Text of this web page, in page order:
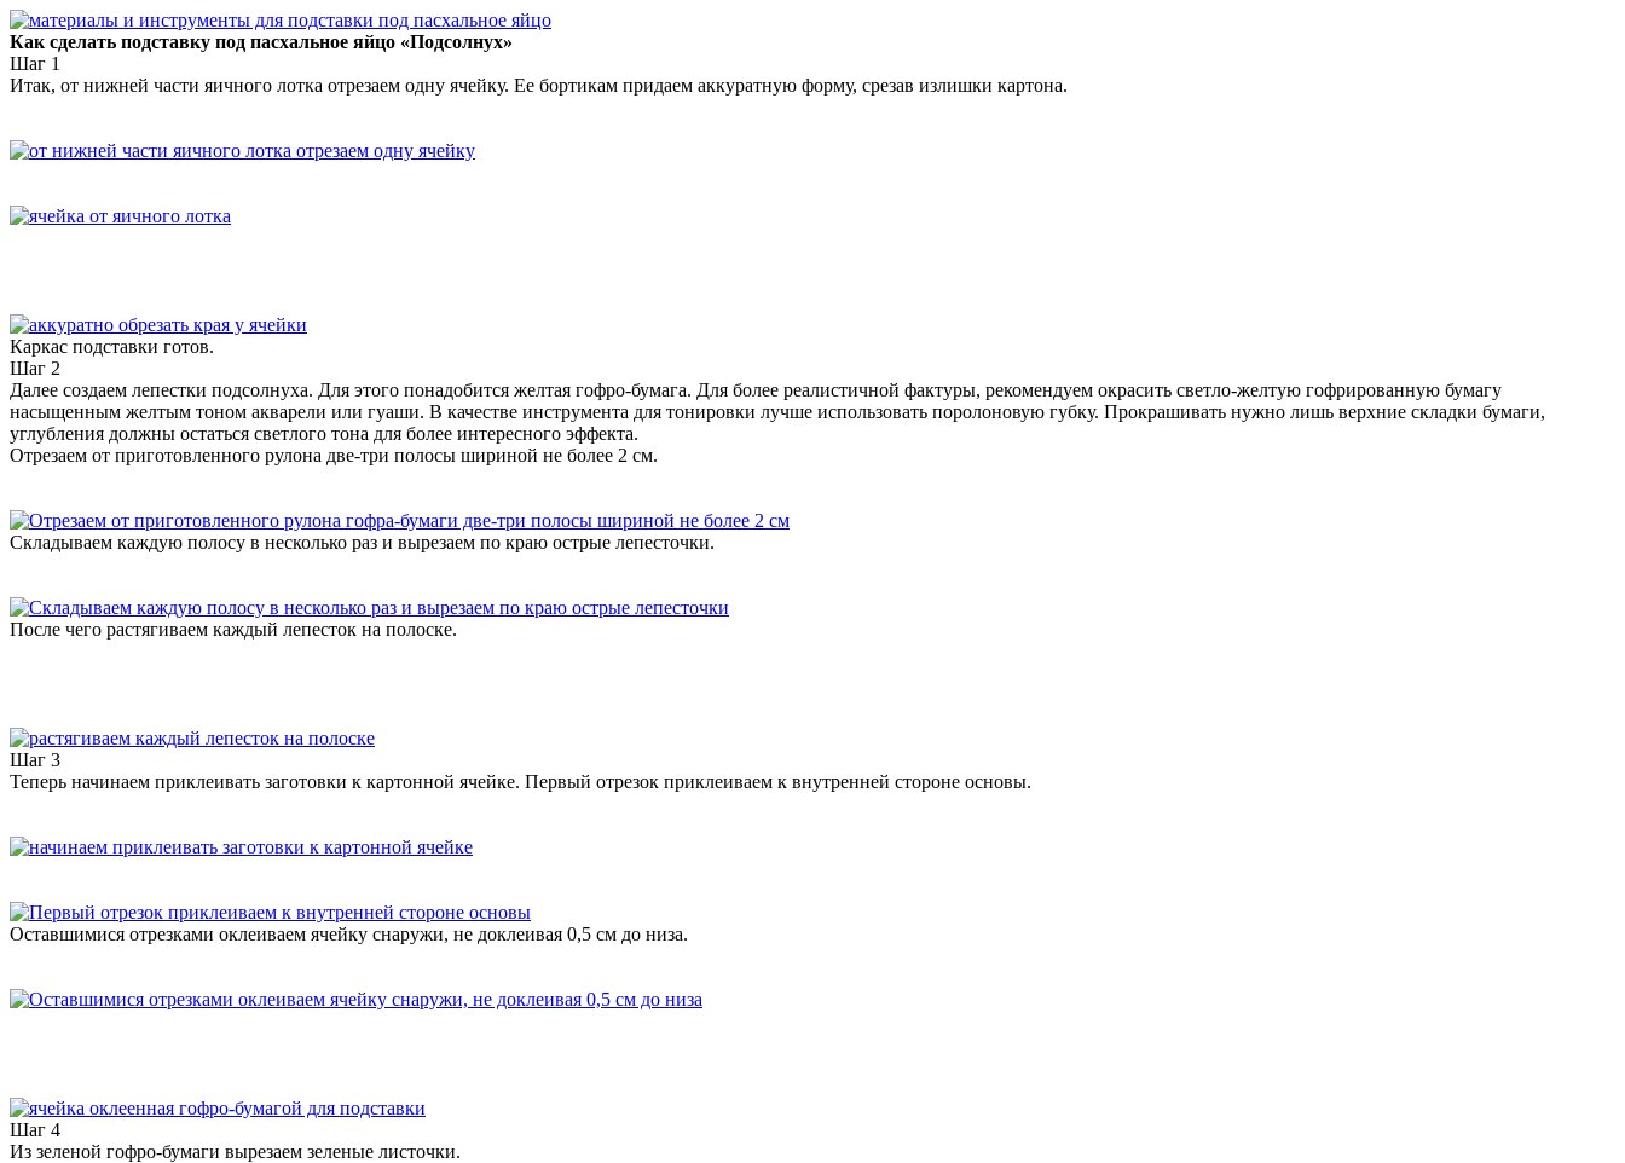
Как сделать подставку под пасхальное яйцо «Подсолнух»
Шаг 1
Итак, от нижней части яичного лотка отрезаем одну ячейку. Ее бортикам придаем аккуратную форму, срезав излишки картона.
Каркас подставки готов.
Шаг 2
Далее создаем лепестки подсолнуха. Для этого понадобится желтая гофро-бумага. Для более реалистичной фактуры, рекомендуем окрасить светло-желтую гофрированную бумагу
насыщенным желтым тоном акварели или гуаши. В качестве инструмента для тонировки лучше использовать поролоновую губку. Прокрашивать нужно лишь верхние складки бумаги,
углубления должны остаться светлого тона для более интересного эффекта.
Отрезаем от приготовленного рулона две-три полосы шириной не более 2 см.
Складываем каждую полосу в несколько раз и вырезаем по краю острые лепесточки.
После чего растягиваем каждый лепесток на полоске.
Шаг 3
Теперь начинаем приклеивать заготовки к картонной ячейке. Первый отрезок приклеиваем к внутренней стороне основы.
Оставшимися отрезками оклеиваем ячейку снаружи, не доклеивая 0,5 см до низа.
Шаг 4
Из зеленой гофро-бумаги вырезаем зеленые листочки.